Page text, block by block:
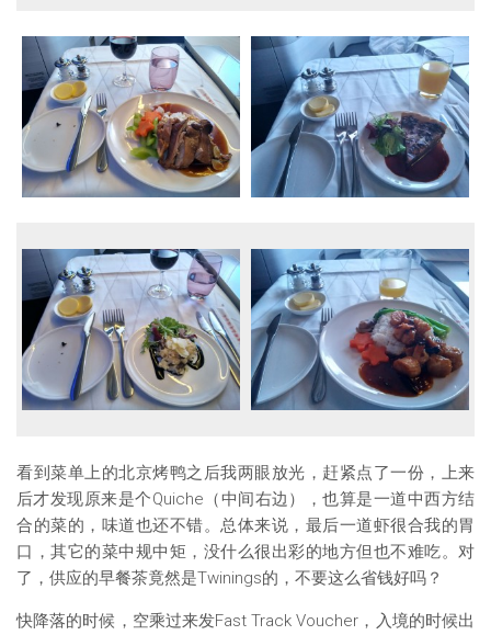
看到菜单上的北京烤鸭之后我两眼放光，赶紧点了一份，上来
后才发现原来是个Quiche（中间右边），也算是一道中西方结
合的菜的，味道也还不错。总体来说，最后一道虾很合我的胃
口，其它的菜中规中矩，没什么很出彩的地方但也不难吃。对
了，供应的早餐茶竟然是Twinings的，不要这么省钱好吗？
快降落的时候，空乘过来发Fast Track Voucher，入境的时候出